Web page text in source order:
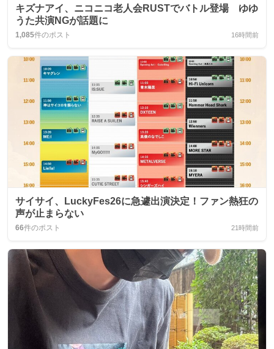
キズナアイ、ニコニコ老人会RUSTでバトル登場 ゆゆ
うた共演NGが話題に
1,085件のポスト 16時間前
サイサイ、LuckyFes26に急遽出演決定！ファン熱狂の
声が止まらない
66件のポスト 21時間前